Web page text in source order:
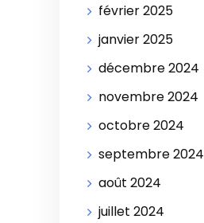
février 2025
janvier 2025
décembre 2024
novembre 2024
octobre 2024
septembre 2024
août 2024
juillet 2024